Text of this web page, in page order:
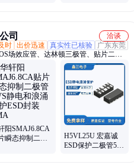
司
洽谈
时 出价迅速 真实性已核验
广东东莞
场效应管、达林顿三极管、贴片二极
管、TVS二极管、ESD二极管、肖特基
、贴片三极管
阳SMAJ6.8CA
瞬态抑制二极
H5VL25U 宏嘉诚
ESD保护二极管5V